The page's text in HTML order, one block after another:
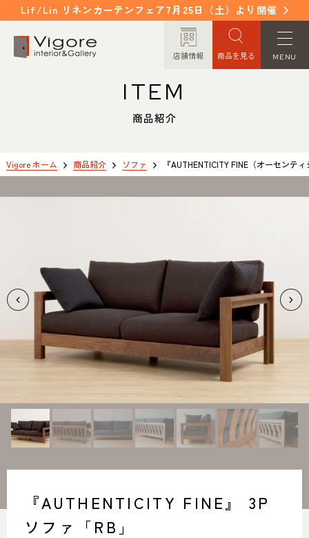
Lif/Lin リネンカーテンフェア7月25日（土）より開催
店舗情報 商品を見る MENU
イベント/ニュース
CONCEPT
商品紹介
WORKS
よくあるご質問
COLUMN
SHOP INFO
店舗情報
NAKAGAWA
MEITO
ORDER MADE
オーダーメイド
CONTACT
お問い合わせ
PRIVACY POLICY
プライバシーポリシー
TRANSACTION
特定商取引法に基づく表記
中川店
住所
ITEM
商品紹介
Vigore ホーム 商品紹介 ソファ 『AUTHENTICITY FINE（オーセンテ
『AUTHENTICITY FINE』 3P
ソファ「RB」